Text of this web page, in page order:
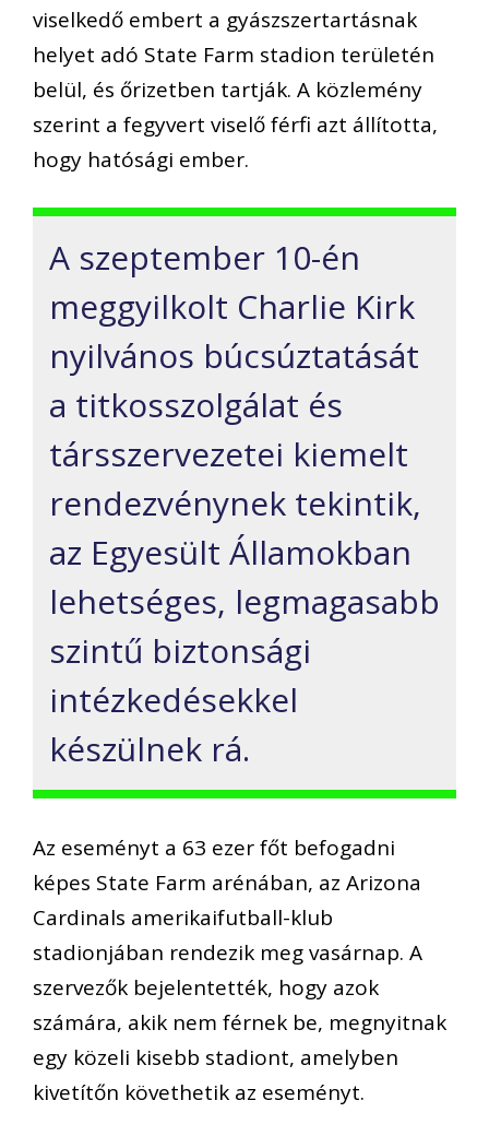
viselkedő embert a gyászszertartásnak
helyet adó State Farm stadion területén
belül, és őrizetben tartják. A közlemény
szerint a fegyvert viselő férfi azt állította,
hogy hatósági ember.
A szeptember 10-én
meggyilkolt Charlie Kirk
nyilvános búcsúztatását
a titkosszolgálat és
társszervezetei kiemelt
rendezvénynek tekintik,
az Egyesült Államokban
lehetséges, legmagasabb
szintű biztonsági
intézkedésekkel
készülnek rá.
Az eseményt a 63 ezer főt befogadni
képes State Farm arénában, az Arizona
Cardinals amerikaifutball-klub
stadionjában rendezik meg vasárnap. A
szervezők bejelentették, hogy azok
számára, akik nem férnek be, megnyitnak
egy közeli kisebb stadiont, amelyben
kivetítőn követhetik az eseményt.